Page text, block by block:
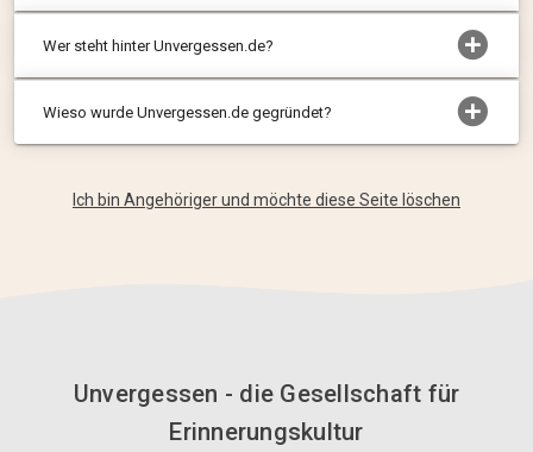
Wer steht hinter Unvergessen.de?
Wieso wurde Unvergessen.de gegründet?
Ich bin Angehöriger und möchte diese Seite löschen
Unvergessen - die Gesellschaft für
Erinnerungskultur